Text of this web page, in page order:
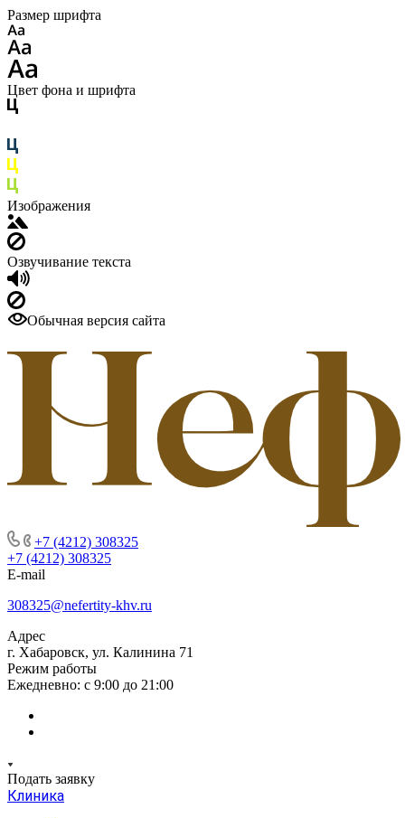
Размер шрифта
Цвет фона и шрифта
Изображения
Озвучивание текста
Обычная версия сайта
+7 (4212) 308325
+7 (4212) 308325
E-mail
308325@nefertity-khv.ru
Адрес
г. Хабаровск, ул. Калинина 71
Режим работы
Ежедневно: с 9:00 до 21:00
Подать заявку
Клиника